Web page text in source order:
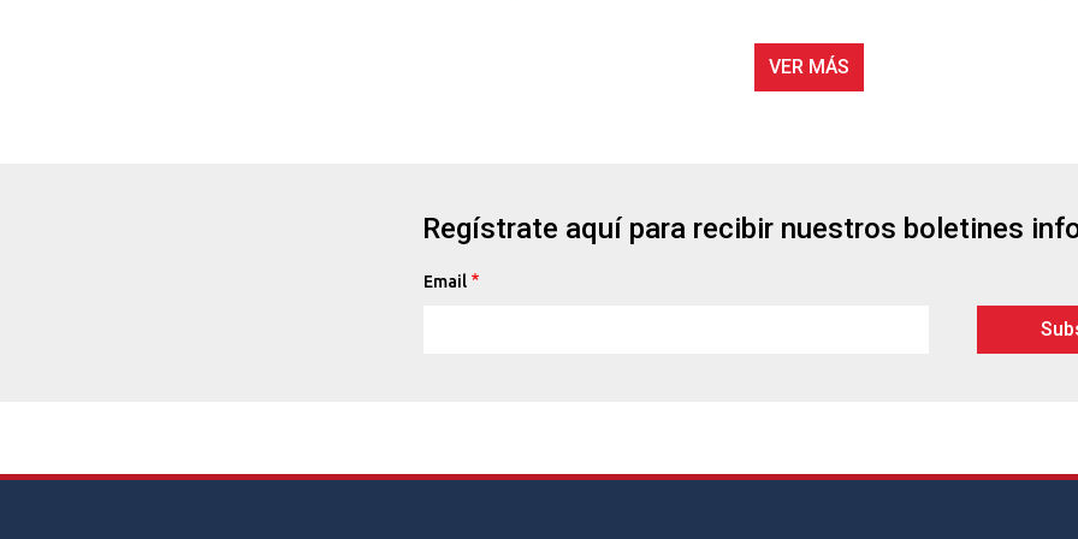
VER MÁS
Regístrate aquí para recibir nuestros boletines
Email